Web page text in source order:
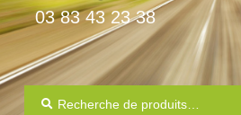
03 83 43 23 38
Recherche